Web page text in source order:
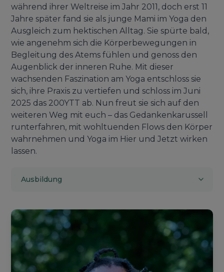
während ihrer Weltreise im Jahr 2011, doch erst 11
Jahre später fand sie als junge Mami im Yoga den
Ausgleich zum hektischen Alltag. Sie spürte bald,
wie angenehm sich die Körperbewegungen in
Begleitung des Atems fühlen und genoss den
Augenblick der inneren Ruhe. Mit dieser
wachsenden Faszination am Yoga entschloss sie
sich, ihre Praxis zu vertiefen und schloss im Juni
2025 das 200YTT ab. Nun freut sie sich auf den
weiteren Weg mit euch – das Gedankenkarussell
runterfahren, mit wohltuenden Flows den Körper
wahrnehmen und Yoga im Hier und Jetzt wirken
lassen.
Ausbildung